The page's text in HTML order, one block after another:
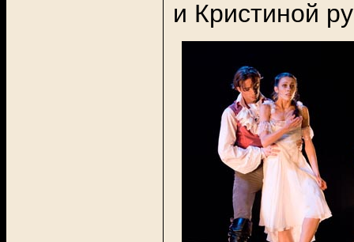
и Кристиной